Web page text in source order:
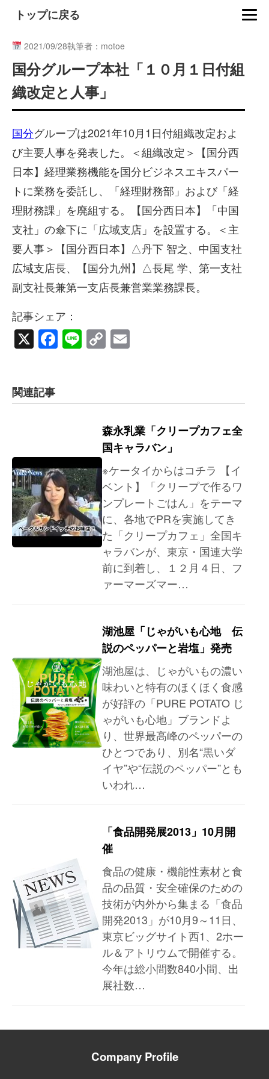
トップに戻る
2021/09/28執筆者：motoe
国分グループ本社「１０月１日付組
織改定と人事」
国分グループは2021年10月1日付組織改定およ
び主要人事を発表した。＜組織改定＞【国分西
日本】経理業務機能を国分ビジネスエキスパー
トに業務を委託し、「経理財務部」および「経
理財務課」を廃組する。【国分西日本】「中国
支社」の傘下に「広域支店」を設置する。＜主
要人事＞【国分西日本】△丹下 智之、中国支社
広域支店長、【国分九州】△長尾 学、第一支社
副支社長兼第一支店長兼営業業務課長。
記事シェア：
X Facebook
LineCopy
関連記事
森永乳業「クリープカフェ全
国キャラバン」
※ケータイからはコチラ 【イ
ベント】「クリープで作るワ
ンプレートごはん」をテーマ
に、各地でPRを実施してき
た「クリープカフェ」全国キ
ャラバンが、東京・国連大学
前に到着し、１２月４日、フ
ァーマーズマ­ー…
湖池屋「じゃがいも心地 伝
説のペッパーと岩塩」発売
湖池屋は、じゃがいもの濃い
味わいと特有のほくほく食感
が好評の「PURE POTATO じ
ゃがいも心地」ブランドよ
り、世界最高峰のペッパーの
ひとつであり、別名“黒いダ
イヤ”や“伝説のペッパー”とも
いわれ…
「食品開発展2013」10月開
催
食品の健康・機能性素材と食
品の品質・安全確保のための
技術が内外から集まる「食品
開発2013」が10月9～11日、
東京ビッグサイト西1、2ホー
ル＆アトリウムで開催する。
今年は総小間数840小間、出
展社数…
Company Profile